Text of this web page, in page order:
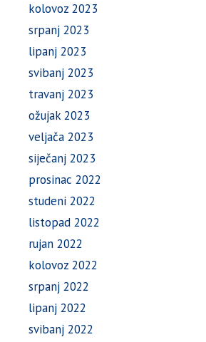
kolovoz 2023
srpanj 2023
lipanj 2023
svibanj 2023
travanj 2023
ožujak 2023
veljača 2023
siječanj 2023
prosinac 2022
studeni 2022
listopad 2022
rujan 2022
kolovoz 2022
srpanj 2022
lipanj 2022
svibanj 2022